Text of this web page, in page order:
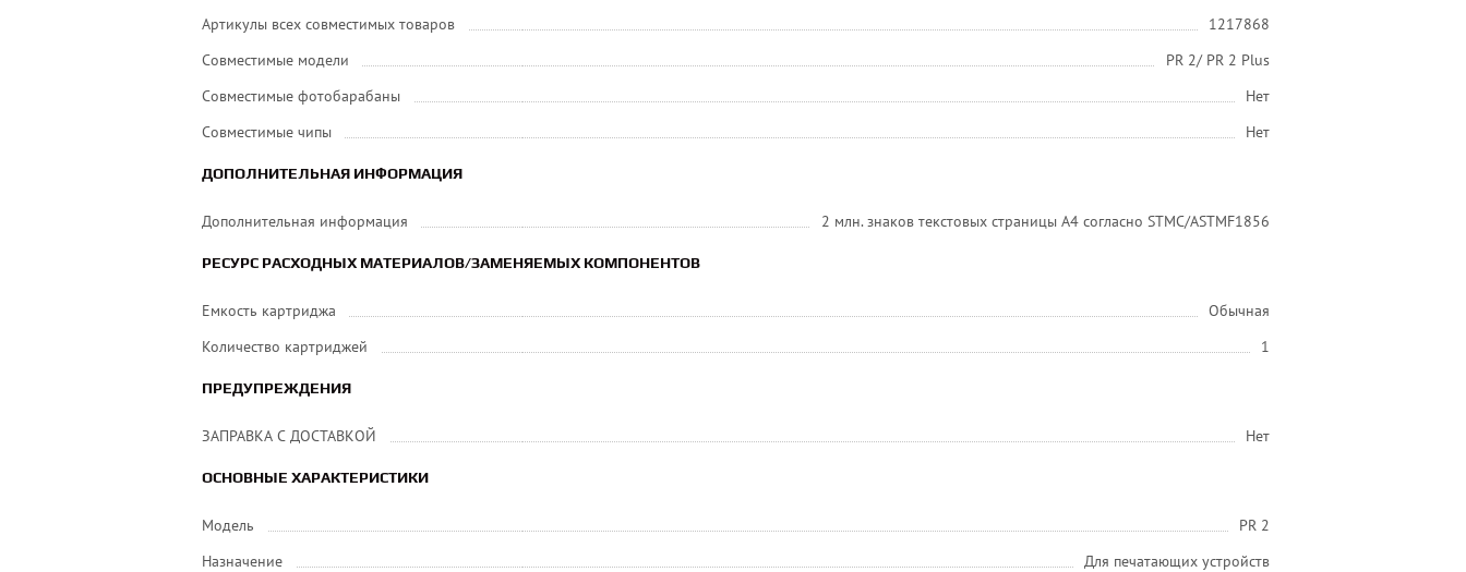
Артикулы всех совместимых товаров
1217868
Совместимые модели
PR 2/ PR 2 Plus
Совместимые фотобарабаны
Нет
Совместимые чипы
Нет
ДОПОЛНИТЕЛЬНАЯ ИНФОРМАЦИЯ
Дополнительная информация 2 млн. знаков текстовых страницы A4 согласно STMC/ASTMF1856
РЕСУРС РАСХОДНЫХ МАТЕРИАЛОВ/ЗАМЕНЯЕМЫХ КОМПОНЕНТОВ
Емкость картриджа
Обычная
Количество картриджей
1
ПРЕДУПРЕЖДЕНИЯ
ЗАПРАВКА С ДОСТАВКОЙ Нет
ОСНОВНЫЕ ХАРАКТЕРИСТИКИ
Модель
PR 2
Назначение
Для печатающих устройств